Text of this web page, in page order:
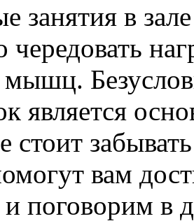
занятия в
чередовать
является
стоит
вам
поговорим в